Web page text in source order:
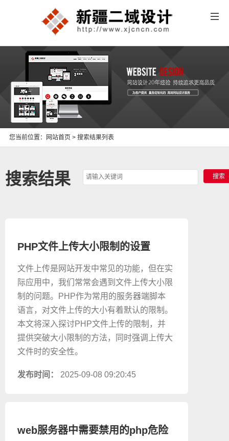
您当前位置： 网站首页 > 搜索结果列表
搜索结果
PHP文件上传大小限制的设置
文件上传是网站开发中常见的功能，但在实
际应用中，我们常常会遇到文件上传大小限
制的问题。PHP作为常用的服务器端脚本
语言，对文件上传的大小有着默认的限制。
本文将深入探讨PHP文件上传的限制，并
提供突破大小限制的方法，同时强调上传大
文件时的安全性。
发布时间： 2025-09-08 09:20:45
web服务器中需要禁用的php危险